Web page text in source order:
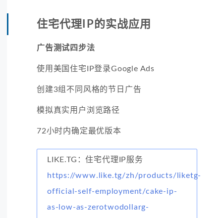
住宅代理IP的实战应用
广告测试四步法
使用美国住宅IP登录Google Ads
创建3组不同风格的节日广告
模拟真实用户浏览路径
72小时内确定最优版本
LIKE.TG：住宅代理IP服务
https://www.like.tg/zh/products/liketg-
official-self-employment/cake-ip-
as-low-as-zerotwodollarg-